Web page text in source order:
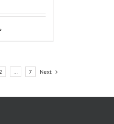
… 7 Next